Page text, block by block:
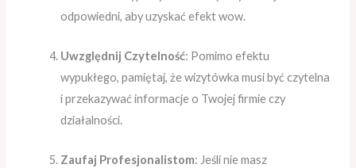
odpowiedni, aby uzyskać efekt wow.
Uwzględnij Czytelność: Pomimo efektu
wypukłego, pamiętaj, że wizytówka musi być czytelna
i przekazywać informacje o Twojej firmie czy
działalności.
Zaufaj Profesjonalistom: Jeśli nie masz